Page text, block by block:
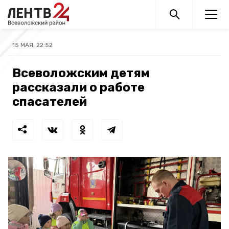
15 МАЯ, 22:52
Всеволожским детям
рассказали о работе
спасателей